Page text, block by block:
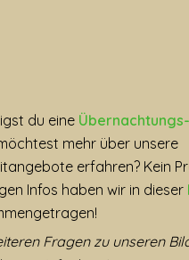
du eine
mehr über unsere
erfahren? Kein
Infos haben wir in dieser
Fragen zu unseren